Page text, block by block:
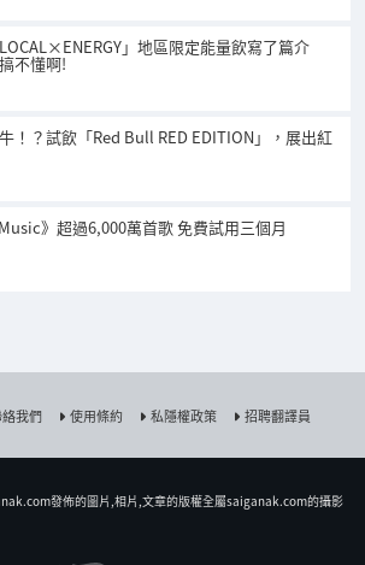
」地區限定能量飲寫了篇介
不懂啊!
！？試飲「Red Bull RED EDITION」，展出紅
》超過6,000萬首歌 免費試用三個月
我們 使用條約 私隱權政策 招聘翻譯員
發佈的圖片,相片,文章的版權全屬saiganak.com的攝影